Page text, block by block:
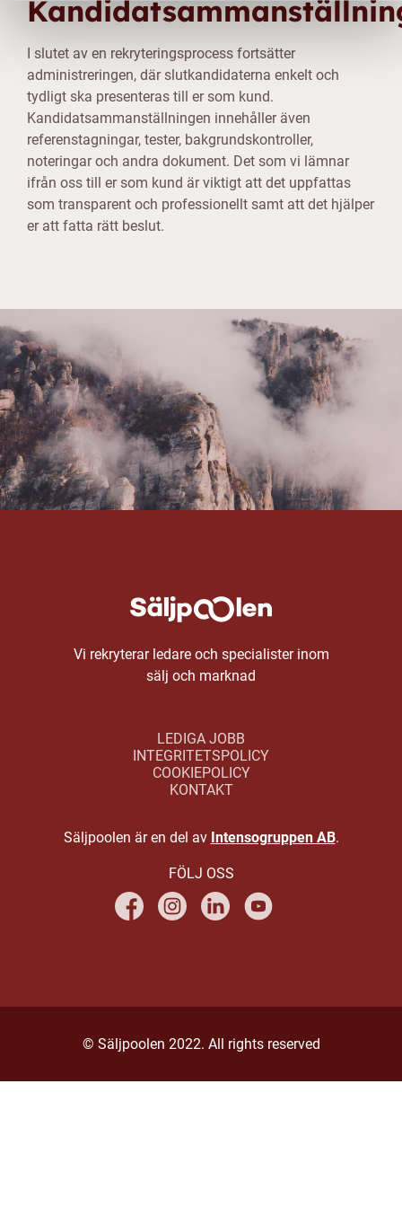
I slutet av en rekryteringsprocess fortsätter
administreringen, där slutkandidaterna enkelt och
tydligt ska presenteras till er som kund.
Kandidatsammanställningen innehåller även
referenstagningar, tester, bakgrundskontroller,
noteringar och andra dokument. Det som vi lämnar
ifrån oss till er som kund är viktigt att det uppfattas
som transparent och professionellt samt att det hjälper
er att fatta rätt beslut.
Vi rekryterar ledare och specialister inom
sälj och marknad
LEDIGA JOBB
INTEGRITETSPOLICY
COOKIEPOLICY
KONTAKT
Säljpoolen är en del av Intensogruppen AB.
FÖLJ OSS
© Säljpoolen 2022. All rights reserved